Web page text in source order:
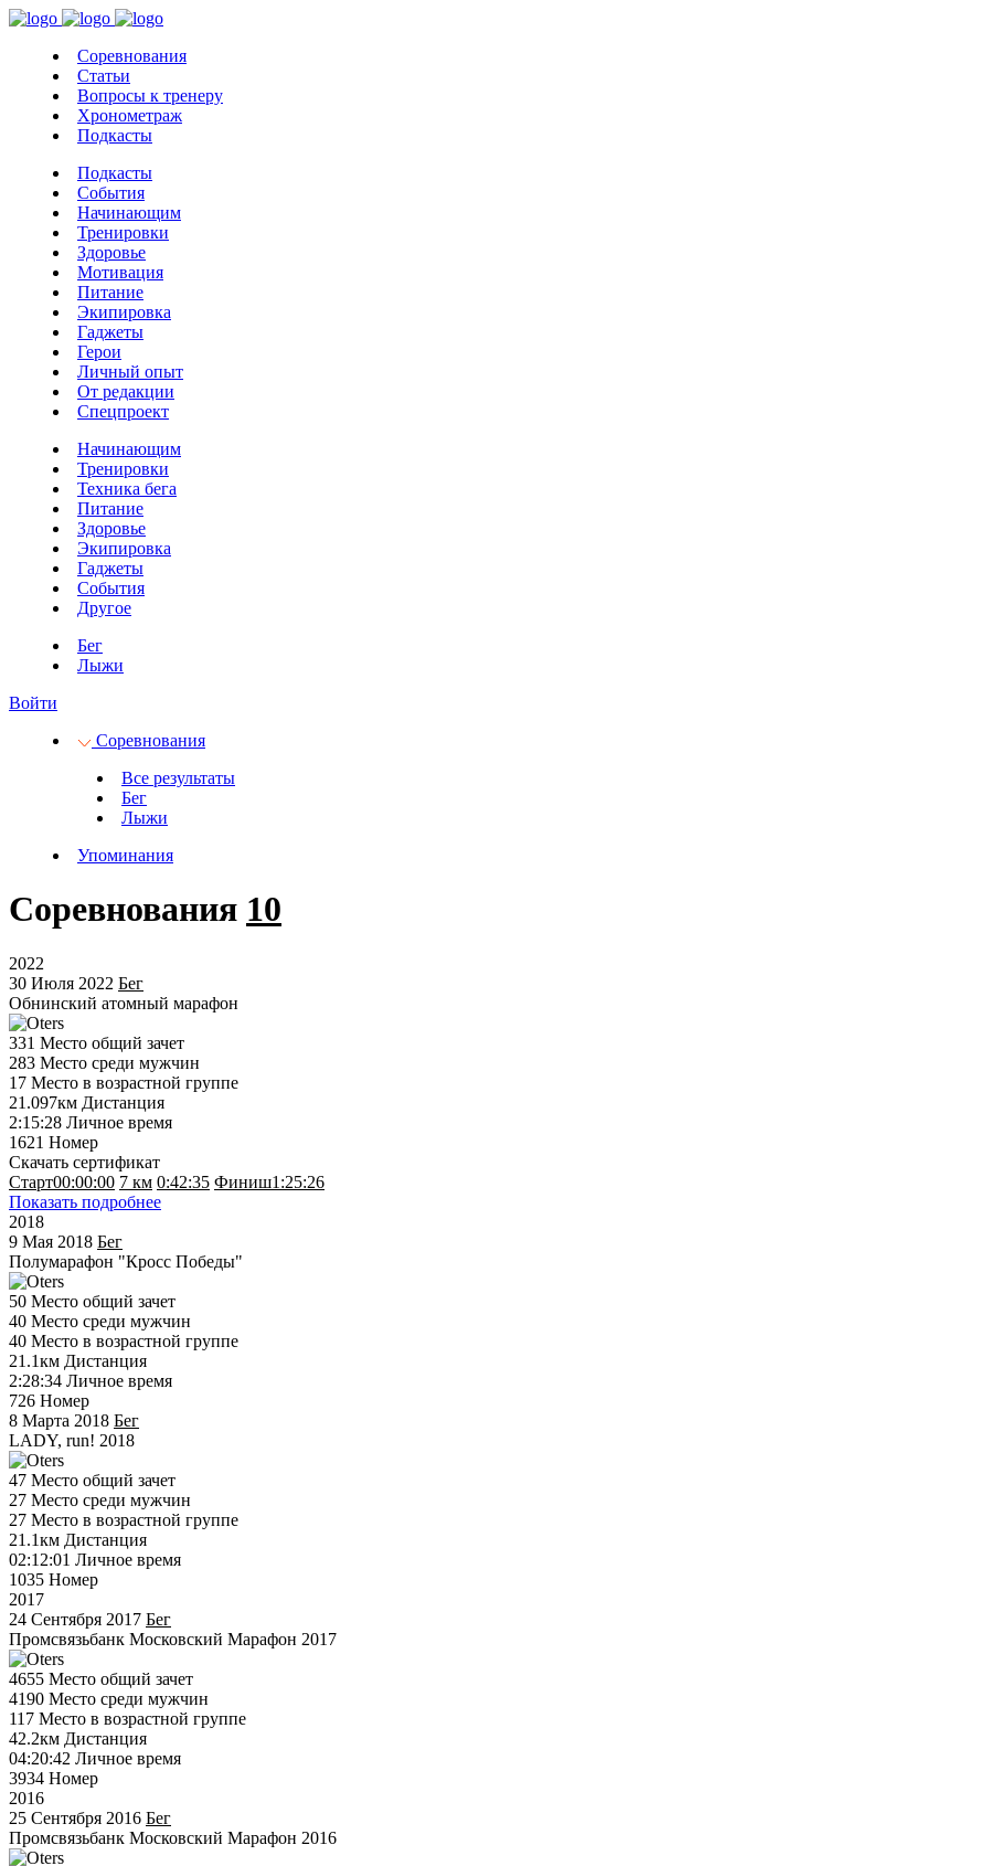
Соревнования
Статьи
Вопросы к тренеру
Хронометраж
Подкасты
Подкасты
События
Начинающим
Тренировки
Здоровье
Мотивация
Питание
Экипировка
Гаджеты
Герои
Личный опыт
От редакции
Спецпроект
Начинающим
Тренировки
Техника бега
Питание
Здоровье
Экипировка
Гаджеты
События
Другое
Бег
Лыжи
Войти
Соревнования
Все результаты
Бег
Лыжи
Упоминания
Соревнования 10
2022
30 Июля 2022 Бег
Обнинский атомный марафон
331 Место общий зачет
283 Место среди мужчин
17 Место в возрастной группе
21.097км Дистанция
2:15:28 Личное время
1621 Номер
Скачать сертификат
Старт00:00:00 7 км 0:42:35 Финиш1:25:26
Показать подробнее
2018
9 Мая 2018 Бег
Полумарафон "Кросс Победы"
50 Место общий зачет
40 Место среди мужчин
40 Место в возрастной группе
21.1км Дистанция
2:28:34 Личное время
726 Номер
8 Марта 2018 Бег
LADY, run! 2018
47 Место общий зачет
27 Место среди мужчин
27 Место в возрастной группе
21.1км Дистанция
02:12:01 Личное время
1035 Номер
2017
24 Сентября 2017 Бег
Промсвязьбанк Московский Марафон 2017
4655 Место общий зачет
4190 Место среди мужчин
117 Место в возрастной группе
42.2км Дистанция
04:20:42 Личное время
3934 Номер
2016
25 Сентября 2016 Бег
Промсвязьбанк Московский Марафон 2016